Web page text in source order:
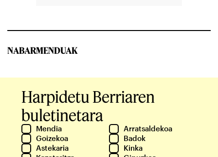
NABARMENDUAK
Harpidetu Berriaren
buletinetara
Mendia
Arratsaldekoa
Goizekoa
Badok
Astekaria
Kinka